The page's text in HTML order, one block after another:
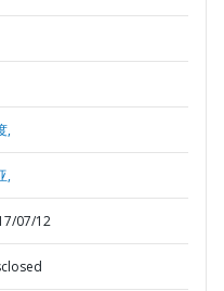
,
,
07/12